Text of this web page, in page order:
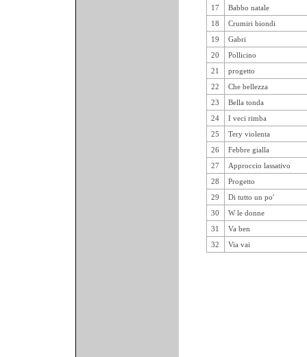
17
Babbo natale
18
Crumiri biondi
19
Gabri
20
Pollicino
21
progetto
22
Che bellezza
23
Bella tonda
24
I veci rimba
25
Tery violenta
26
Febbre gialla
27
Approccio lassativo
28
Progetto
29
Di tutto un po'
30
W le donne
31
Va ben
32
Via vai